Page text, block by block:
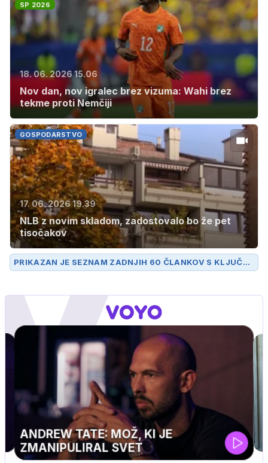
SP 2026
18. 06. 2026 15.06
Nov dan, nov igralec brez vizuma: Wahi brez
tekme proti Nemčiji
GOSPODARSTVO
17. 06. 2026 19.39
NLB z novim skladom, zadostovalo bo že pet
tisočakov
PRIKAZAN JE SEZNAM ZADNJIH 60 ČLANKOV S KLJUČN
O BESEDOVSTOP.
UEFA SUPERPOKAL